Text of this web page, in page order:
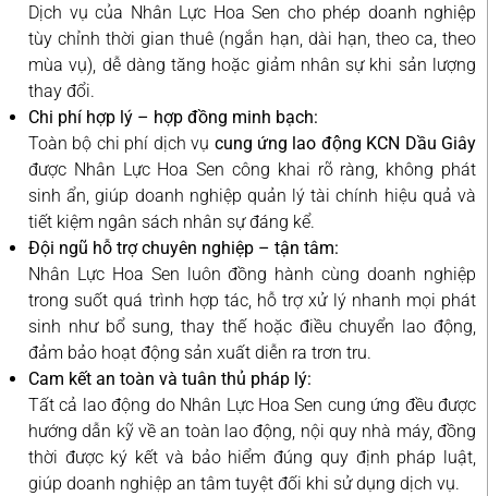
Dịch vụ của Nhân Lực Hoa Sen cho phép doanh nghiệp
tùy chỉnh thời gian thuê (ngắn hạn, dài hạn, theo ca, theo
mùa vụ), dễ dàng tăng hoặc giảm nhân sự khi sản lượng
thay đổi.
Chi phí hợp lý – hợp đồng minh bạch:
Toàn bộ chi phí dịch vụ cung ứng lao động KCN Dầu Giây
được Nhân Lực Hoa Sen công khai rõ ràng, không phát
sinh ẩn, giúp doanh nghiệp quản lý tài chính hiệu quả và
tiết kiệm ngân sách nhân sự đáng kể.
Đội ngũ hỗ trợ chuyên nghiệp – tận tâm:
Nhân Lực Hoa Sen luôn đồng hành cùng doanh nghiệp
trong suốt quá trình hợp tác, hỗ trợ xử lý nhanh mọi phát
sinh như bổ sung, thay thế hoặc điều chuyển lao động,
đảm bảo hoạt động sản xuất diễn ra trơn tru.
Cam kết an toàn và tuân thủ pháp lý:
Tất cả lao động do Nhân Lực Hoa Sen cung ứng đều được
hướng dẫn kỹ về an toàn lao động, nội quy nhà máy, đồng
thời được ký kết và bảo hiểm đúng quy định pháp luật,
giúp doanh nghiệp an tâm tuyệt đối khi sử dụng dịch vụ.